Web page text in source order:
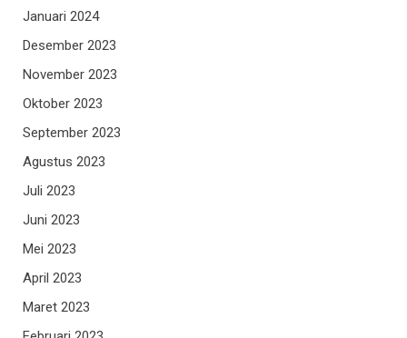
Januari 2024
Desember 2023
November 2023
Oktober 2023
September 2023
Agustus 2023
Juli 2023
Juni 2023
Mei 2023
April 2023
Maret 2023